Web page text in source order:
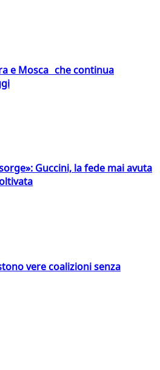
e Mosca che continua
Guccini, la fede mai avuta
vere coalizioni senza